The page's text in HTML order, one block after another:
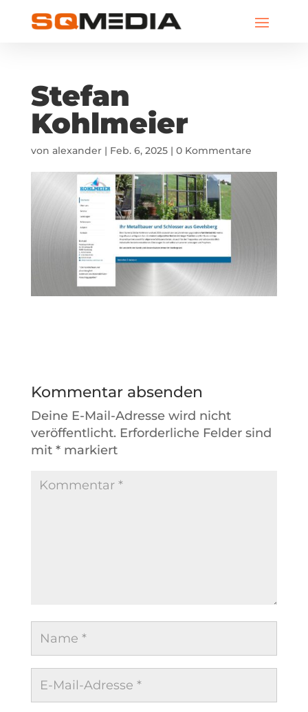
Stefan
Kohlmeier
von alexander| Feb. 6, 2025| 0 Kommentare
Kommentar absenden
Deine E-Mail-Adresse wird nicht
veröffentlicht. Erforderliche Felder sind
mit *markiert